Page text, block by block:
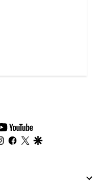
youtube-
footer
instagram
facebook
twitter